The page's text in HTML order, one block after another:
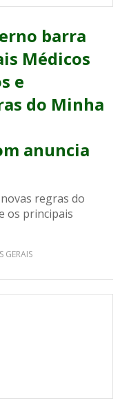
barra
Médicos
e
do Minha
anuncia
regras do
os principais